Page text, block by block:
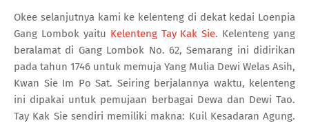
Okee selanjutnya kami ke kelenteng di dekat kedai Loenpia
Gang Lombok yaitu Kelenteng Tay Kak Sie. Kelenteng yang
beralamat di Gang Lombok No. 62, Semarang ini didirikan
pada tahun 1746 untuk memuja Yang Mulia Dewi Welas Asih,
Kwan Sie Im Po Sat. Seiring berjalannya waktu, kelenteng
ini dipakai untuk pemujaan berbagai Dewa dan Dewi Tao.
Tay Kak Sie sendiri memiliki makna: Kuil Kesadaran Agung.